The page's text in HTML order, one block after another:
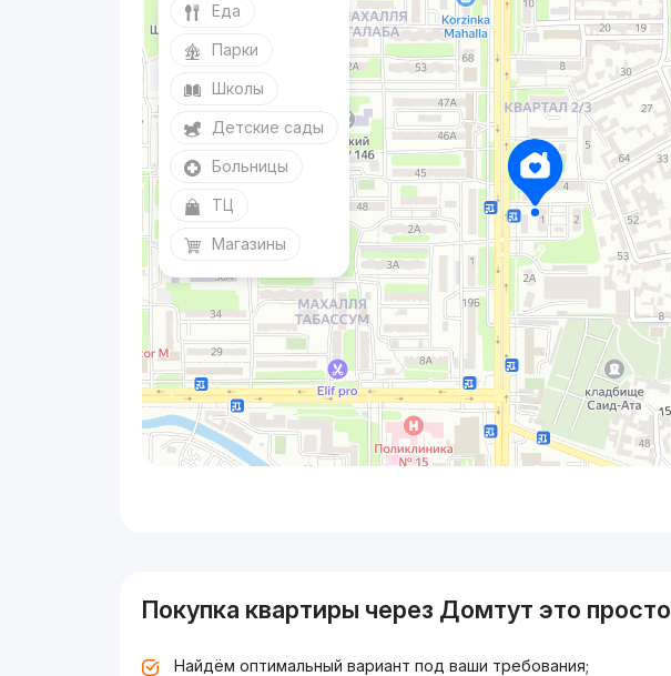
Еда
Парки
Школы
Детские сады
Больницы
ТЦ
Магазины
Покупка квартиры через Домтут это просто
Найдём оптимальный вариант под ваши требования;